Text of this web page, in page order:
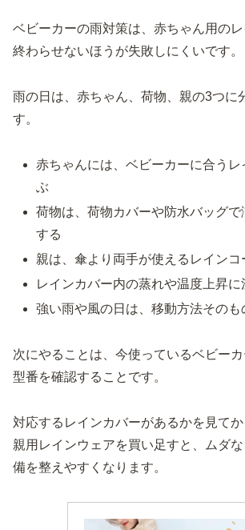
ベビーカーの雨対策は、赤ちゃん用の
終わらせないほうが失敗しにくいです。
雨の日は、赤ちゃん、荷物、親の3つに
す。
赤ちゃんには、ベビーカーに合うレ
ぶ
荷物は、荷物カバーや防水バッグで
する
親は、傘より両手が使えるレインコ
レインカバー内の蒸れや温度上昇に
強い雨や風の日は、移動方法そのも
次にやることは、今使っているベビー
型番を確認することです。
対応するレインカバーがあるかを見て
親用レインウェアを買い足すと、ムダ
備を整えやすくなります。